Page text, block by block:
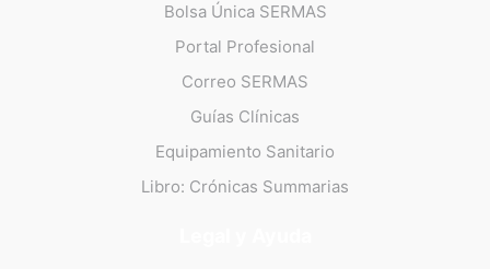
Bolsa Única SERMAS
Portal Profesional
Correo SERMAS
Guías Clínicas
Equipamiento Sanitario
Libro: Crónicas Summarias